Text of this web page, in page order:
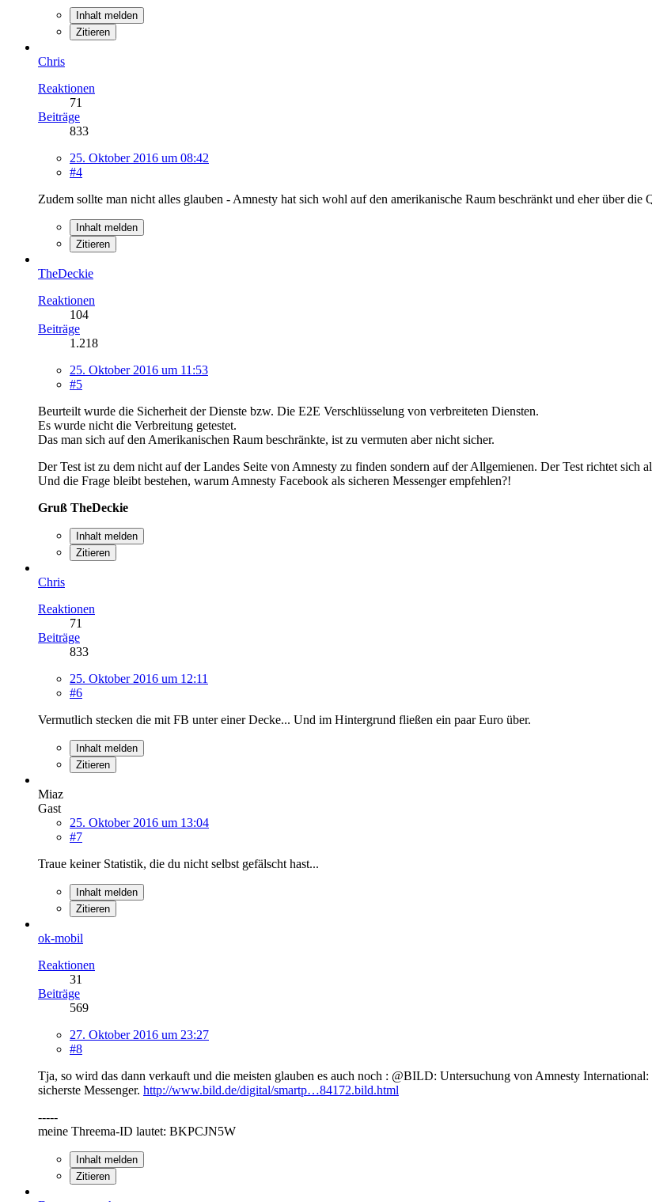
Inhalt melden
Zitieren
Chris
Reaktionen
71
Beiträge
833
25. Oktober 2016 um 08:42
#4
Zudem sollte man nicht alles glauben - Amnesty hat sich wohl auf den amerikanische Raum beschränkt und eher über die
Inhalt melden
Zitieren
TheDeckie
Reaktionen
104
Beiträge
1.218
25. Oktober 2016 um 11:53
#5
Beurteilt wurde die Sicherheit der Dienste bzw. Die E2E Verschlüsselung von verbreiteten Diensten.
Es wurde nicht die Verbreitung getestet.
Das man sich auf den Amerikanischen Raum beschränkte, ist zu vermuten aber nicht sicher.
Der Test ist zu dem nicht auf der Landes Seite von Amnesty zu finden sondern auf der Allgemienen. Der Test richtet sich
Und die Frage bleibt bestehen, warum Amnesty Facebook als sicheren Messenger empfehlen?!
Gruß TheDeckie
Inhalt melden
Zitieren
Chris
Reaktionen
71
Beiträge
833
25. Oktober 2016 um 12:11
#6
Vermutlich stecken die mit FB unter einer Decke... Und im Hintergrund fließen ein paar Euro über.
Inhalt melden
Zitieren
Miaz
Gast
25. Oktober 2016 um 13:04
#7
Traue keiner Statistik, die du nicht selbst gefälscht hast...
Inhalt melden
Zitieren
ok-mobil
Reaktionen
31
Beiträge
569
27. Oktober 2016 um 23:27
#8
Tja, so wird das dann verkauft und die meisten glauben es auch noch : @BILD: Untersuchung von Amnesty
sicherste Messenger. http://www.bild.de/digital/smartp…84172.bild.html
-----
meine Threema-ID lautet: BKPCJN5W
Inhalt melden
Zitieren